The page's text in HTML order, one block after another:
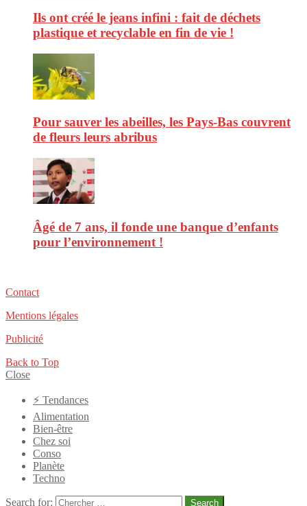
Ils ont créé le jeans infini : fait de déchets
plastique et recyclable en fin de vie !
Pour sauver les abeilles, les Pays-Bas couvrent
de fleurs leurs abribus
Âgé de 7 ans, il fonde une banque d’enfants
pour l’environnement !
Contact
Mentions légales
Publicité
Back to Top
Close
⚡️ Tendances
Alimentation
Bien-être
Chez soi
Conso
Planète
Techno
Search for: Search